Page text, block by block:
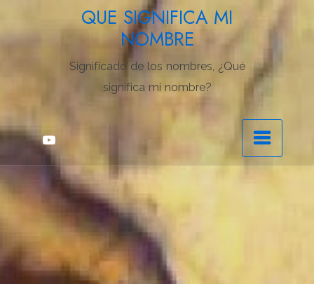
QUE SIGNIFICA MI
NOMBRE
Significado de los nombres, ¿Qué
significa mi nombre?